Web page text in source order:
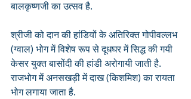
बालकृष्णजी का उत्सव है.
श्रीजी को दान की हांडियों के अतिरिक्त गोपीवल्लभ
(ग्वाल) भोग में विशेष रूप से दूधघर में सिद्ध की गयी
केसर युक्त बासोंदी की हांडी अरोगायी जाती है.
राजभोग में अनसखड़ी में दाख (किशमिश) का रायता
भोग लगाया जाता है.